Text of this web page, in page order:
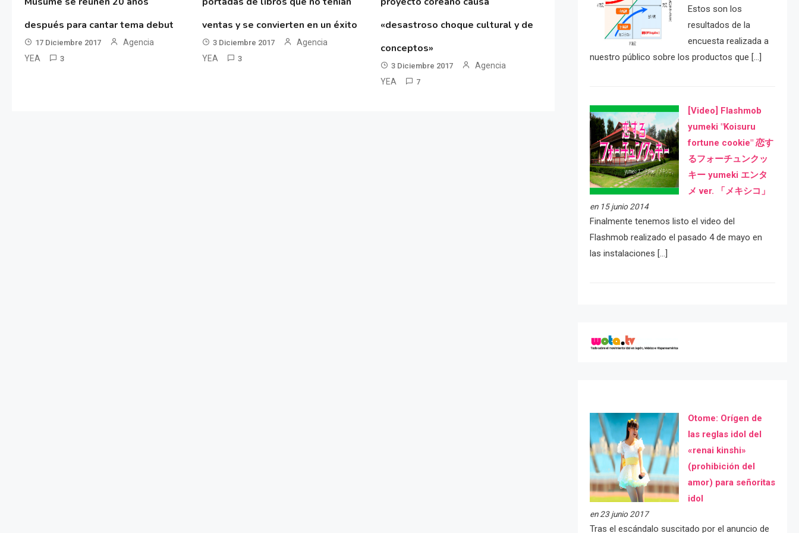
después para cantar tema debut
17 Diciembre 2017
Agencia
YEA
3
ventas y se convierten en un éxito
3 Diciembre 2017
Agencia
YEA
3
«desastroso choque cultural y de
conceptos»
3 Diciembre 2017
Agencia
YEA
7
Estos son los
resultados de la
encuesta realizada a
nuestro público sobre los productos que […]
[Video] Flashmob
yumeki "Koisuru
fortune cookie" 恋す
るフォーチュンクッ
キー yumeki エンタ
メ ver. 「メキシコ」
en 15 junio 2014
Finalmente tenemos listo el video del
Flashmob realizado el pasado 4 de mayo en
las instalaciones […]
Otome: Orígen de
las reglas idol del
«renai kinshi»
(prohibición del
amor) para señoritas
idol
en 23 junio 2017
Tras el escándalo suscitado por el anuncio de